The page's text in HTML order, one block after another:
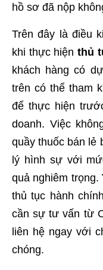
hồ sơ đã nộp
Trên đây là điều
khi thực hiện thủ
khách hàng có
trên có thể tham
để thực hiện
doanh. Việc
quầy thuốc bán lẻ
lý hình sự với
quả nghiêm trọng.
thủ tục hành
cần sự tư vấn từ
liên hệ ngay với
chóng.